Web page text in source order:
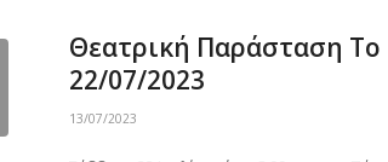
Θεατρική Παράσταση
22/07/2023
13/07/2023